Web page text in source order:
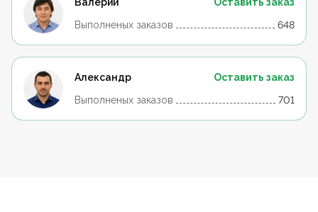
Выполненых заказов
648
Александр
Оставить заказ
Выполненых заказов
701